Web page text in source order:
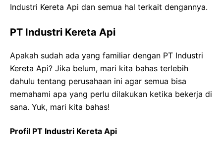
Industri Kereta Api dan semua hal terkait dengannya.
PT Industri Kereta Api
Apakah sudah ada yang familiar dengan PT Industri
Kereta Api? Jika belum, mari kita bahas terlebih
dahulu tentang perusahaan ini agar semua bisa
memahami apa yang perlu dilakukan ketika bekerja di
sana. Yuk, mari kita bahas!
Profil PT Industri Kereta Api